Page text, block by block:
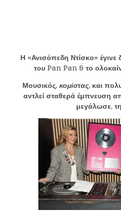
Η «Ανισόπεδη Ντίσκο»
του Pan Pan & το
Μουσικός,κομίστας, και
αντλεί σταθερά έμπνευση
μεγάλωσε,